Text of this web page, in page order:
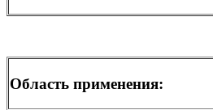
Область применения: